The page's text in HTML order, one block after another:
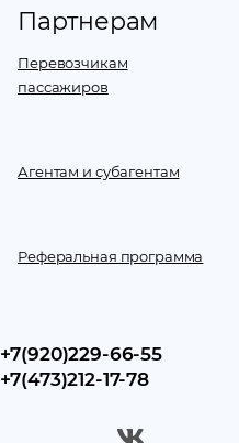
Партнерам
Перевозчикам
пассажиров
Агентам и субагентам
Реферальная программа
+7(920)229-66-55
+7(473)212-17-78